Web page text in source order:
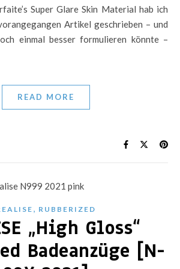
Super Glare Skin Material hab ich
Artikel geschrieben – und
einmal besser formulieren könnte –
READ MORE
, RUBBERIZED
„High Gloss“
Badeanzüge [N-